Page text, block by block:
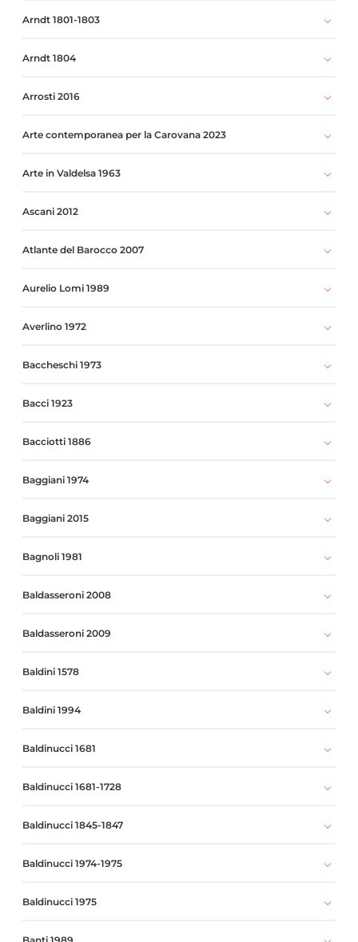
Arndt 1801-1803
Arndt 1804
Arrosti 2016
Arte contemporanea per la Carovana 2023
Arte in Valdelsa 1963
Ascani 2012
Atlante del Barocco 2007
Aurelio Lomi 1989
Averlino 1972
Baccheschi 1973
Bacci 1923
Bacciotti 1886
Baggiani 1974
Baggiani 2015
Bagnoli 1981
Baldasseroni 2008
Baldasseroni 2009
Baldini 1578
Baldini 1994
Baldinucci 1681
Baldinucci 1681-1728
Baldinucci 1845-1847
Baldinucci 1974-1975
Baldinucci 1975